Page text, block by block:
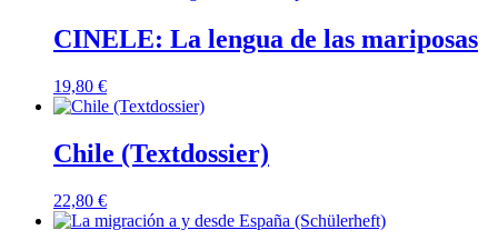
CINELE: La lengua de las mariposas
19,80 €
Chile (Textdossier)
22,80 €